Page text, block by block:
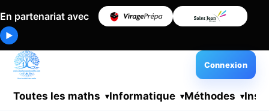
En partenariat avec
▶
Toutes les maths Informatique Méthodes
Connexion